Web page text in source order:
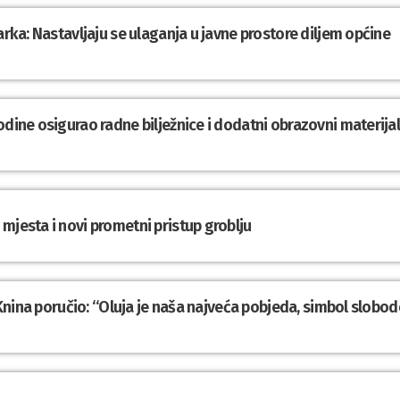
Nastavljaju se ulaganja u javne prostore diljem općine
osigurao radne bilježnice i dodatni obrazovni materijal
i novi prometni pristup groblju
poručio: “Oluja je naša najveća pobjeda, simbol